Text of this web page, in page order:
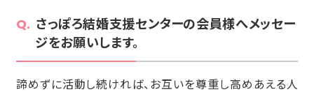
さっぽろ結婚支援センターの会員様へメッセー
ジをお願いします。
諦めずに活動し続ければ、お互いを尊重し高めあえる人